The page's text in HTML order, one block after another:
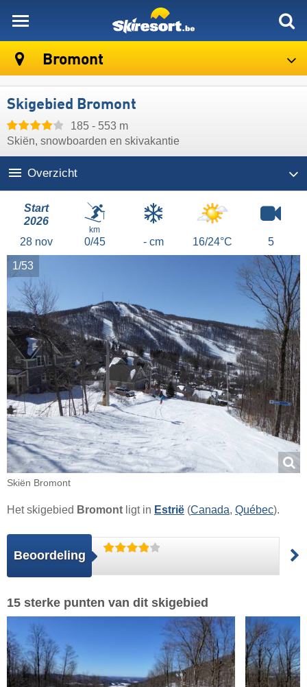
Bromont
Skigebied Bromont
185 - 553 m
Skiën, snowboarden en skivakantie
Overzicht
Start
2026
28 nov
km
0/45 - cm 16/24°C 5
1/53
Skiën Bromont
Het skigebied Bromont ligt in Estrië (Canada, Québec).
Beoordeling
15 sterke punten van dit skigebied